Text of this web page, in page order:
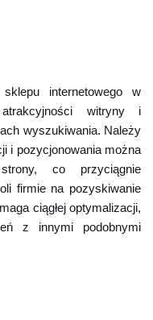
internetowego w
witryny i
wyszukiwania. Należy
i pozycjonowania można
co przyciągnie
firmie na pozyskiwanie
ciągłej optymalizacji,
z innymi podobnymi